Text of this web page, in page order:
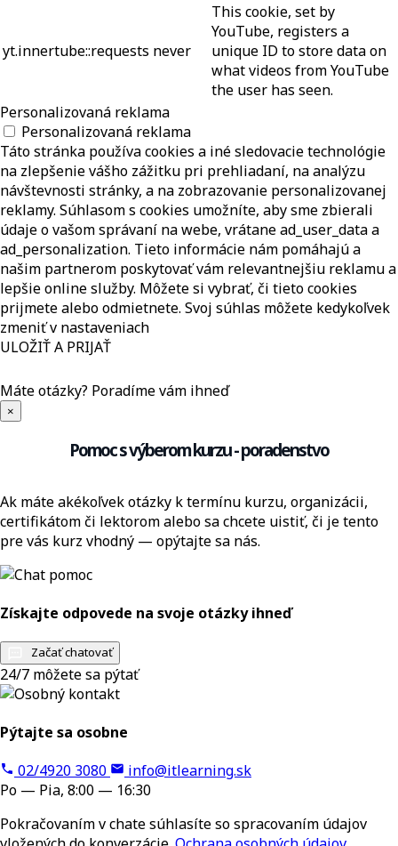
yt.innertube::requests never
This cookie, set by
YouTube, registers a
unique ID to store data on
what videos from YouTube
the user has seen.
Personalizovaná reklama
Personalizovaná reklama
Táto stránka používa cookies a iné sledovacie technológie
na zlepšenie vášho zážitku pri prehliadaní, na analýzu
návštevnosti stránky, a na zobrazovanie personalizovanej
reklamy. Súhlasom s cookies umožníte, aby sme zbierali
údaje o vašom správaní na webe, vrátane ad_user_data a
ad_personalization. Tieto informácie nám pomáhajú a
našim partnerom poskytovať vám relevantnejšiu reklamu a
lepšie online služby. Môžete si vybrať, či tieto cookies
prijmete alebo odmietnete. Svoj súhlas môžete kedykoľvek
zmeniť v nastaveniach
ULOŽIŤ A PRIJAŤ
Máte otázky? Poradíme vám ihneď
×
Pomoc s výberom kurzu - poradenstvo
Ak máte akékoľvek otázky k termínu kurzu, organizácii,
certifikátom či lektorom alebo sa chcete uistiť, či je tento
pre vás kurz vhodný — opýtajte sa nás.
Získajte odpovede na svoje otázky ihneď
Začať chatovať
24/7 môžete sa pýtať
Pýtajte sa osobne
02/4920 3080
info@itlearning.sk
Po — Pia, 8:00 — 16:30
Pokračovaním v chate súhlasíte so spracovaním údajov